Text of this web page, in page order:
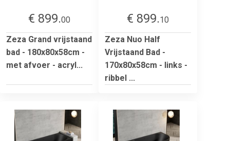
€ 899.00
Zeza Grand vrijstaand
bad - 180x80x58cm -
met afvoer - acryl...
€ 899.10
Zeza Nuo Half
Vrijstaand Bad -
170x80x58cm - links -
ribbel ...